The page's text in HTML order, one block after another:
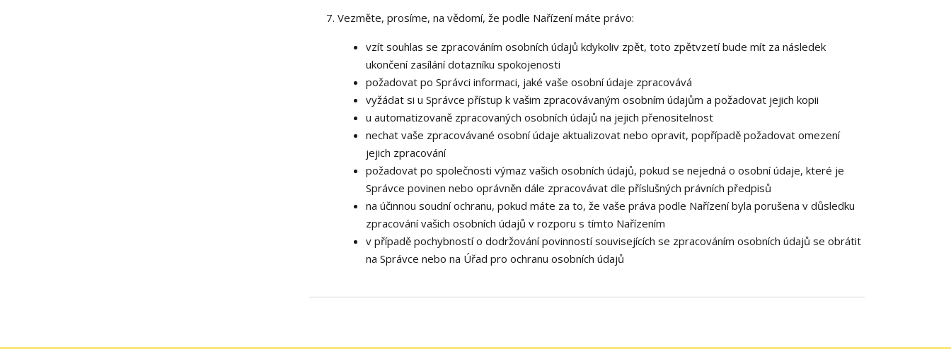
Vezměte, prosíme, na vědomí, že podle Nařízení máte právo:
vzít souhlas se zpracováním osobních údajů kdykoliv zpět, toto zpětvzetí bude mít za následek
ukončení zasílání dotazníku spokojenosti
požadovat po Správci informaci, jaké vaše osobní údaje zpracovává
vyžádat si u Správce přístup k vašim zpracovávaným osobním údajům a požadovat jejich kopii
u automatizovaně zpracovaných osobních údajů na jejich přenositelnost
nechat vaše zpracovávané osobní údaje aktualizovat nebo opravit, popřípadě požadovat omezení
jejich zpracování
požadovat po společnosti výmaz vašich osobních údajů, pokud se nejedná o osobní údaje, které je
Správce povinen nebo oprávněn dále zpracovávat dle příslušných právních předpisů
na účinnou soudní ochranu, pokud máte za to, že vaše práva podle Nařízení byla porušena v důsledku
zpracování vašich osobních údajů v rozporu s tímto Nařízením
v případě pochybností o dodržování povinností souvisejících se zpracováním osobních údajů se obrátit
na Správce nebo na Úřad pro ochranu osobních údajů